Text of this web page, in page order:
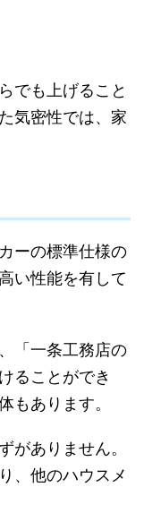
でも上げること
気密性では、家
ーの標準仕様の
い性能を有して
「一条工務店の
ることができ
もあります。
がありません。
、他のハウスメ